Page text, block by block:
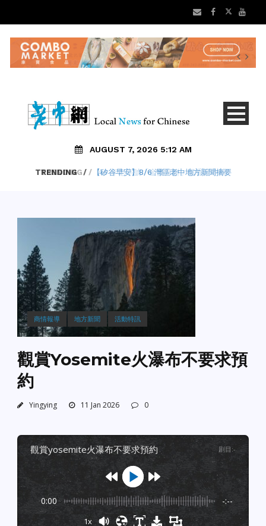
AUGUST 7, 2026 5:12 AM
TRENDING / 【矽谷早安】8/6 灣區老中地方新聞摘要
商情報導 地方新聞 活動特訊
觀賞Yosemite火瀑布不要求預
約
Yingying 11 Jan 2026 0
觀賞yosemite火瀑布不要求預約 剧目 :-
0:00 -:--
1x